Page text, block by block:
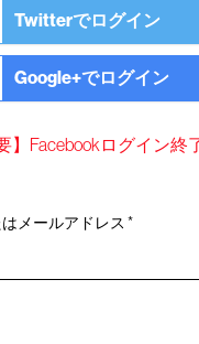
Twitterでログイン
Google+でログイン
】Facebookログイン終
メールアドレス*必